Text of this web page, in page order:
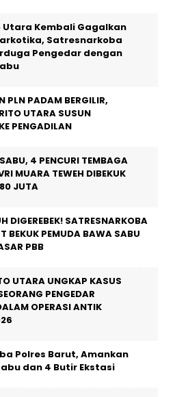
Utara Kembali Gagalkan
Satresnarkoba
Pengedar dengan
PLN PADAM BERGILIR,
UTARA SUSUN
PENGADILAN
4 PENCURI TEMBAGA
MUARA TEWEH DIBEKUK
JUTA
DIGEREBEK! SATRESNARKOBA
BEKUK PEMUDA BAWA SABU
PBB
UTARA UNGKAP KASUS
PENGEDAR
OPERASI ANTIK
Polres Barut, Amankan
dan 4 Butir Ekstasi